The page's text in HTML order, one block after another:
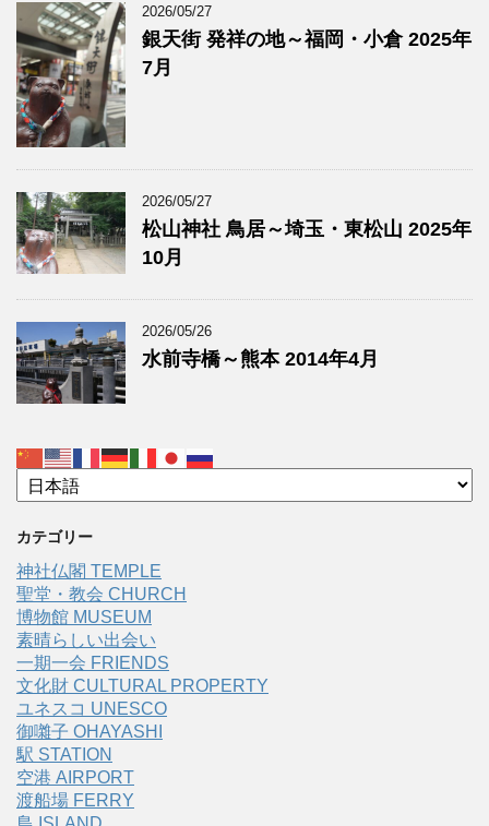
2026/05/27
銀天街 発祥の地～福岡・小倉 2025年
7月
2026/05/27
松山神社 鳥居～埼玉・東松山 2025年
10月
2026/05/26
水前寺橋～熊本 2014年4月
カテゴリー
神社仏閣 TEMPLE
聖堂・教会 CHURCH
博物館 MUSEUM
素晴らしい出会い
一期一会 FRIENDS
文化財 CULTURAL PROPERTY
ユネスコ UNESCO
御囃子 OHAYASHI
駅 STATION
空港 AIRPORT
渡船場 FERRY